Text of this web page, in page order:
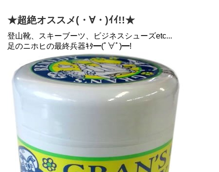
★超絶オススメ(・∀・)ｲｲ!!★
登山靴、スキーブーツ、ビジネスシューズetc...
足のニホヒの最終兵器ｷﾀ━(ﾟ∀ﾟ)━!